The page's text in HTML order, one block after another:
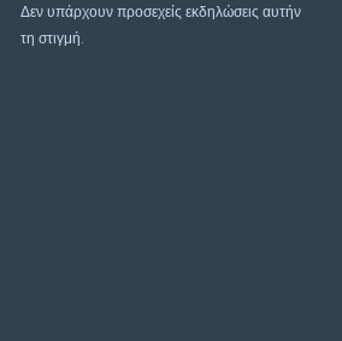
Δεν υπάρχουν προσεχείς εκδηλώσεις αυτήν
τη στιγμή.